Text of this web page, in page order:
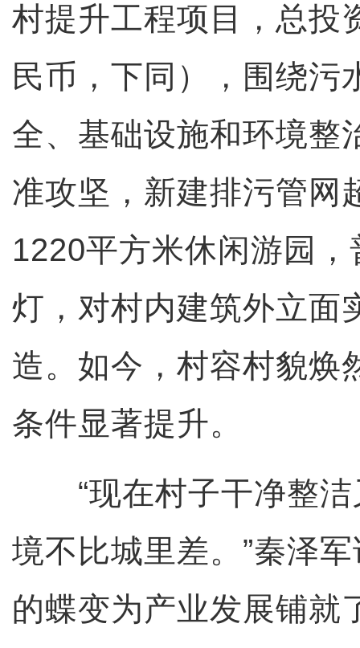
村提升工程项目，总投
民币，下同），围绕污
全、基础设施和环境整
准攻坚，新建排污管网
1220平方米休闲游园
灯，对村内建筑外立面
造。如今，村容村貌焕
条件显著提升。
“现在村子干净整洁
境不比城里差。”秦泽
的蝶变为产业发展铺就